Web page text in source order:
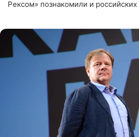
Рексом» познакомили и российских